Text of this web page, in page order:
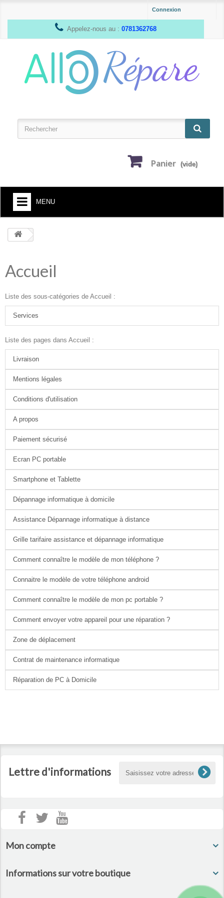
Connexion
Appelez-nous au : 0781362768
Panier (vide)
MENU
HOME
SMARTPHONE ET TABLETTE
ASSISTANCE DÉPANNAGE INFORMATIQUE À DISTANCE
ZONE DE DÉPLACEMENT
RÉPARATION DE PC À DOMICILE
Accueil
Liste des sous-catégories de Accueil :
Services
Liste des pages dans Accueil :
Livraison
Mentions légales
Conditions d'utilisation
A propos
Paiement sécurisé
Ecran PC portable
Smartphone et Tablette
Dépannage informatique à domicile
Assistance Dépannage informatique à distance
Grille tarifaire assistance et dépannage informatique
Comment connaître le modèle de mon téléphone ?
Connaitre le modèle de votre téléphone android
Comment connaître le modèle de mon pc portable ?
Comment envoyer votre appareil pour une réparation ?
Zone de déplacement
Contrat de maintenance informatique
Réparation de PC à Domicile
Lettre d'informations
Mon compte
Informations sur votre boutique